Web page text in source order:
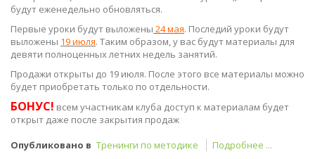
будут еженедельно обновляться.
Первые уроки будут выложены 24 мая. Последий уроки будут
выложены 19 июля. Таким образом, у вас будут материалы для
девяти полноценных летних недель занятий.
Продажи открыты до 19 июля. После этого все материалы можно
будет приобретать только по отдельности.
БОНУС! всем участникам клуба доступ к материалам будет
открыт даже после закрытия продаж
Опубликовано в Тренинги по методике Подробнее ...